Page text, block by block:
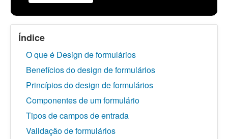
Índice
O que é Design de formulários
Benefícios do design de formulários
Princípios do design de formulários
Componentes de um formulário
Tipos de campos de entrada
Validação de formulários